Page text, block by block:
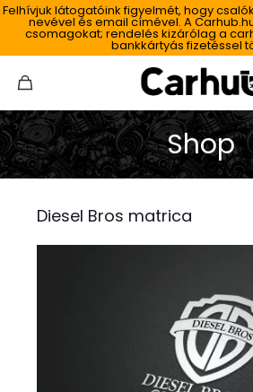
Felhívjuk látogatóink figyelmét, hogy
nevével és email címével. A
csomagokat; rendelés kizárólag a
bankkártyás fizetéssel
Shop
Diesel Bros matrica